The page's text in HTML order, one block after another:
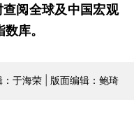
查阅全球及中国宏观
库。
：于海荣 | 版面编辑：鲍琦